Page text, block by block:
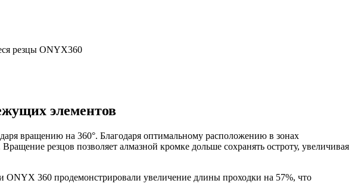
резцы ONYX360
элементов
вращению на 360°. Благодаря оптимальному расположению в зонах
резцов позволяет алмазной кромке дольше сохранять остроту, увеличивая
360 продемонстрировали увеличение длины проходки на 57%, что